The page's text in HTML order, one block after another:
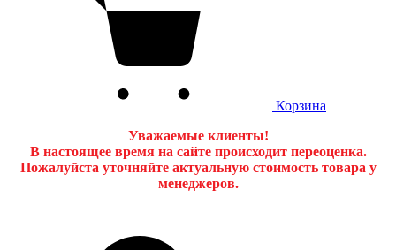
Корзина
Уважаемые клиенты!
В настоящее время на сайте происходит переоценка.
Пожалуйста уточняйте актуальную стоимость товара у
менеджеров.